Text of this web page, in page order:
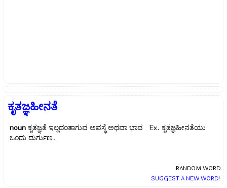
ಕೃತಜ್ಞಹೀನತೆ
noun ಕೃತಜ್ಞತೆ ಇಲ್ಲದಂತಾಗುವ ಅವಸ್ಥೆ ಅಥವಾ ಭಾವ Ex.ಕೃತಜ್ಞಹೀನತೆಯು
ಒಂದು ದುರ್ಗುಣ.
RANDOM WORD
SUGGEST A NEW WORD!